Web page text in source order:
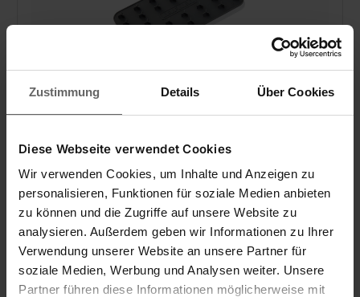
Zustimmung Details Über Cookies
Diese Webseite verwendet Cookies
Wir verwenden Cookies, um Inhalte und Anzeigen zu
personalisieren, Funktionen für soziale Medien anbieten
zu können und die Zugriffe auf unsere Website zu
analysieren. Außerdem geben wir Informationen zu Ihrer
Verwendung unserer Website an unsere Partner für
soziale Medien, Werbung und Analysen weiter. Unsere
Partner führen diese Informationen möglicherweise mit
Mobile Bügeleisenablage
(26)
12,69 €
Zum kurzfristigen Abstellen des Bügeleisens
Aus hitzebeständigem Silikon (bis 250 °C)